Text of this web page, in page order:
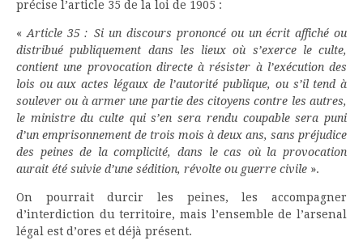
précise l’article 35 de la loi de 1905 :
«Article 35 : Si un discours prononcé ou un écrit affiché ou
distribué publiquement dans les lieux où s’exerce le culte,
contient une provocation directe à résister à l’exécution des
lois ou aux actes légaux de l’autorité publique, ou s’il tend à
soulever ou à armer une partie des citoyens contre les autres,
le ministre du culte qui s’en sera rendu coupable sera puni
d’un emprisonnement de trois mois à deux ans, sans préjudice
des peines de la complicité, dans le cas où la provocation
aurait été suivie d’une sédition, révolte ou guerre civile ».
On pourrait durcir les peines, les accompagner
d’interdiction du territoire, mais l’ensemble de l’arsenal
légal est d’ores et déjà présent.